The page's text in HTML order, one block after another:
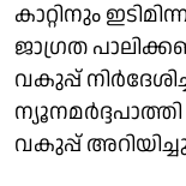
കാറ്റിനും
ജാഗ്രത
വകുപ്പ്
വകുപ്പ്